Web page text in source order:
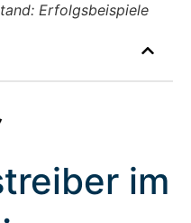
Erfolgsbeispiele
im